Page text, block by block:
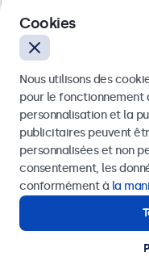
4.8/5
Français
Ou appelez-
Contactez nos
Cookies
Nous utilisons des
pour le fonctionnement
personnalisation et la
publicitaires peuvent
personnalisées et non
consentement, les
conformément à la